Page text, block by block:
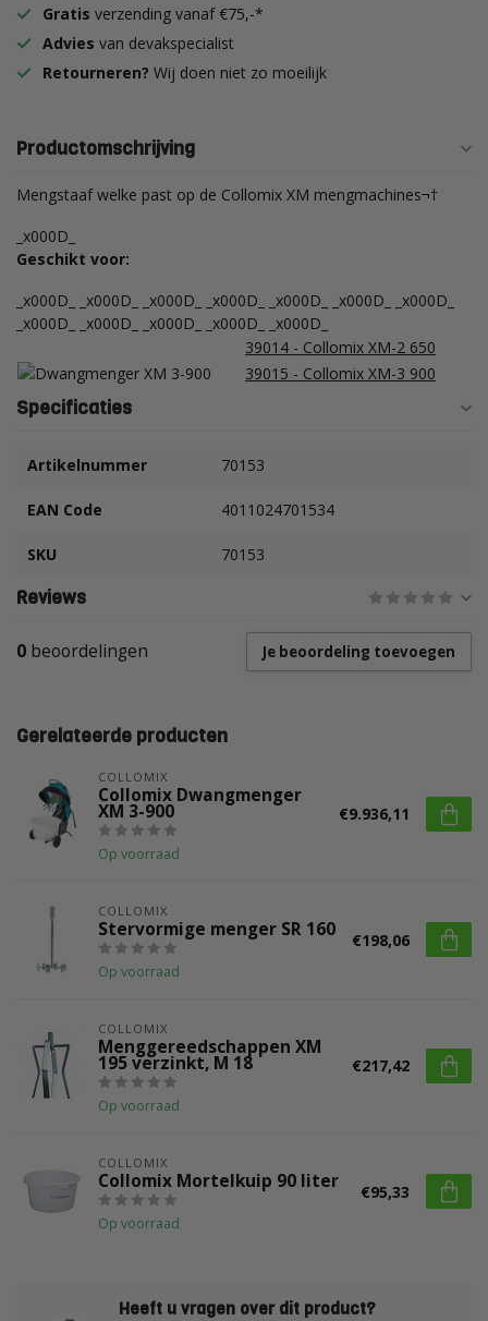
Gratis verzending vanaf €75,-*
Advies van devakspecialist
Retourneren? Wij doen niet zo moeilijk
Productomschrijving
Mengstaaf welke past op de Collomix XM mengmachines¬†
_x000D_
Geschikt voor:
_x000D_ _x000D_ _x000D_ _x000D_ _x000D_ _x000D_ _x000D_
_x000D_ _x000D_ _x000D_ _x000D_ _x000D_
39014 - Collomix XM-2 650
39015 - Collomix XM-3 900
Specificaties
Artikelnummer 70153
EAN Code 4011024701534
SKU 70153
Reviews
0 beoordelingen Je beoordeling toevoegen
Gerelateerde producten
COLLOMIX
Collomix Dwangmenger
XM 3-900
Op voorraad
€9.936,11
COLLOMIX
Stervormige menger SR 160
Op voorraad
€198,06
COLLOMIX
Menggereedschappen XM
195 verzinkt, M 18
Op voorraad
€217,42
COLLOMIX
Collomix Mortelkuip 90 liter
Op voorraad
€95,33
Heeft u vragen over dit product?